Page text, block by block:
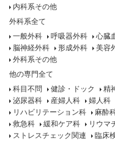
内科系その他
外科系全て
一般外科
呼吸器外科 心臓
脳神経外科
形成外科 美容
外科系その他
他の専門全て
科目不問
健診・ドック 精
泌尿器科
産婦人科 婦人科
リハビリテーション科
麻酔
救急科
緩和ケア科 リウマ
ストレスチェック関連
臨床